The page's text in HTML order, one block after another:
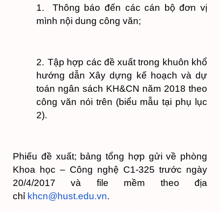
1.
Thông báo đến các cán bộ đơn vị
mình nội dung công văn;
2. Tập hợp các đề xuất trong khuôn khổ
hướng dẫn Xây dựng kế hoạch và dự
toán ngân sách KH&CN năm 2018 theo
công văn nói trên (biểu mẫu tại phụ lục
2).
Phiếu đề xuất; bảng tổng hợp gửi về phòng
Khoa học – Công nghệ C1-325 trước ngày
20/4/2017 và file mềm theo địa
chỉ khcn@hust.edu.vn.